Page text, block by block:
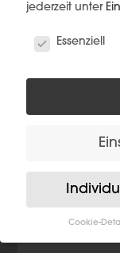
jederzeit unter
Essenziell
Cookie-